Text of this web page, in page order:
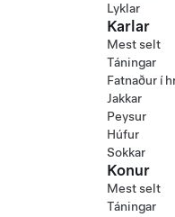
Lyklar
Karlar
Mest selt
Táningar
Fatnaður í
Jakkar
Peysur
Húfur
Sokkar
Konur
Mest selt
Táningar